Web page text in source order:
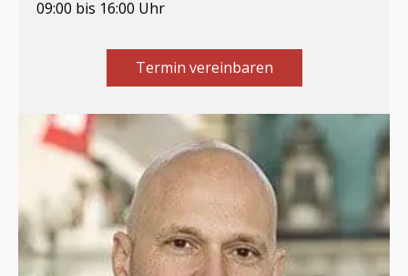
09:00 bis 16:00 Uhr
Termin vereinbaren